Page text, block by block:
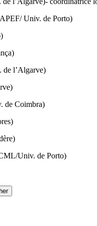
Univ. de Porto)
de l’Algarve)
de Coimbra)
Univ. de Porto)